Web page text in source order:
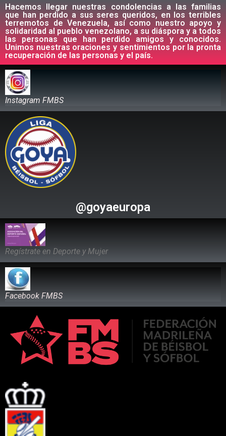
Hacemos llegar nuestras condolencias a las familias
que han perdido a sus seres queridos, en los terribles
terremotos de Venezuela, así como nuestro apoyo y
solidaridad al pueblo venezolano, a su diáspora y a todos
las personas que han perdido amigos y conocidos.
Unimos nuestras oraciones y sentimientos por la pronta
recuperación de las personas y el país.
Instagram FMBS
@goyaeuropa
Regístrate en Deporte y Mujer
Facebook FMBS